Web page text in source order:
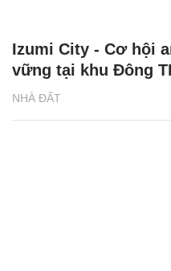
NHÀ ĐẤT
Izumi City - Cơ hội
vững tại khu Đông